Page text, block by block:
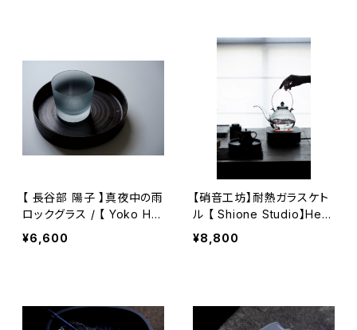
【 長谷部 陽子 】真夜中の雨
ロックグラス / 【 Yoko Ha
sebe 】Whisky Tumbler
¥6,600
【硝音工坊】耐熱ガラスケト
ル 【 Shione Studio】Heat
-resistant Glass Kettle
¥8,800